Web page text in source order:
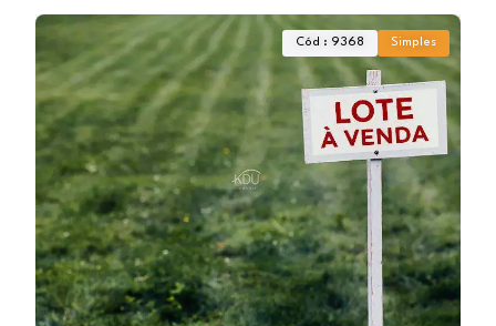
Cód : 9368 Simples